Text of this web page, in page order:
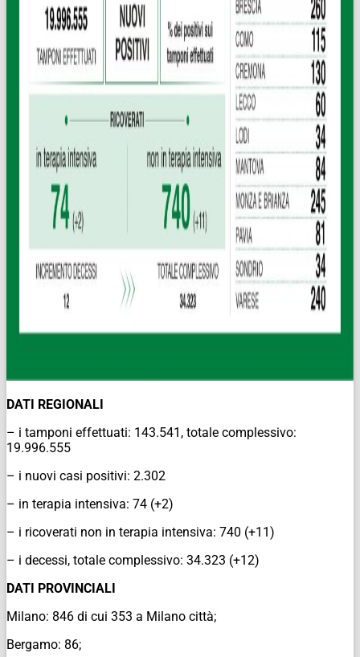
DATI REGIONALI
– i tamponi effettuati: 143.541, totale complessivo:
19.996.555
– i nuovi casi positivi: 2.302
– in terapia intensiva: 74 (+2)
– i ricoverati non in terapia intensiva: 740 (+11)
– i decessi, totale complessivo: 34.323 (+12)
DATI PROVINCIALI
Milano: 846 di cui 353 a Milano città;
Bergamo: 86;